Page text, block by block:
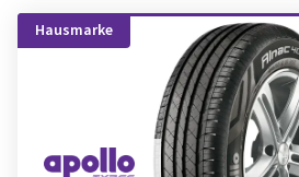
Hausmarke